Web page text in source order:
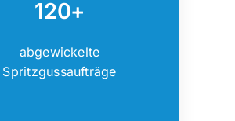
120+
abgewickelte
Spritzgussaufträge